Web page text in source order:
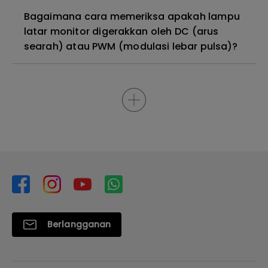
Bagaimana cara memeriksa apakah lampu
latar monitor digerakkan oleh DC (arus
searah) atau PWM (modulasi lebar pulsa)?
Berlangganan